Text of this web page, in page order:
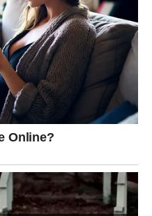
se stara ljubav ponovo
da ste preboleli.
od emocija više ne
Više nema